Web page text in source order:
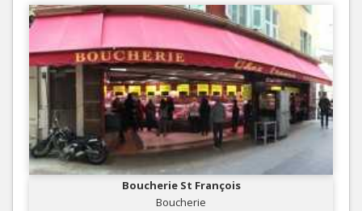
Boucherie St François
Boucherie